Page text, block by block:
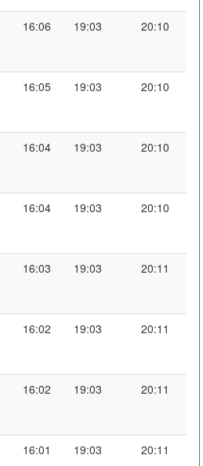
16:06 19:03 20:10
16:05 19:03 20:10
16:04 19:03 20:10
16:04 19:03 20:10
16:03 19:03 20:11
16:02 19:03 20:11
16:02 19:03 20:11
16:01 19:03 20:11